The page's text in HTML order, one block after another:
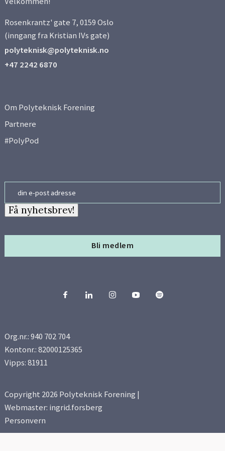
Side 7
Side 13
Rosenkrantz' gate 7, 0159 Oslo
(inngang fra Kristian IVs gate)
polyteknisk@polyteknisk.no
+47 2242 6870
Om Polyteknisk Forening
Partnere
#PolyPod
Bli medlem
Få nyhetsbrev!
Org.nr.: 940 702 704
Kontonr.: 82000125365
Vipps: 81911
Copyright 2026 Polyteknisk Forening |
Webmaster: ingrid.forsberg
Personvern